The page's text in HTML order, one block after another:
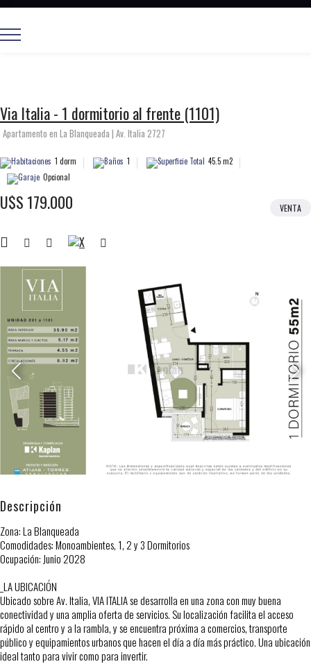
+598 2711
Via Italia - 1 dormitorio al frente (1101)
Apartamento en La Blanqueada | Av. Italia 2727
1 dorm 1
45.5 m2
Opcional
U$S 179.000 VENTA
Descripción
Zona: La Blanqueada
Comodidades: Monoambientes, 1, 2 y 3 Dormitorios
Ocupación: Junio 2028
_LA UBICACIÓN
Ubicado sobre Av. Italia, VIA ITALIA se desarrolla en una zona con muy buena
conectividad y una amplia oferta de servicios. Su localización facilita el acceso
rápido al centro y a la rambla, y se encuentra próxima a comercios, transporte
público y equipamientos urbanos que hacen el día a día más práctico. Una ubicación
ideal tanto para vivir como para invertir.